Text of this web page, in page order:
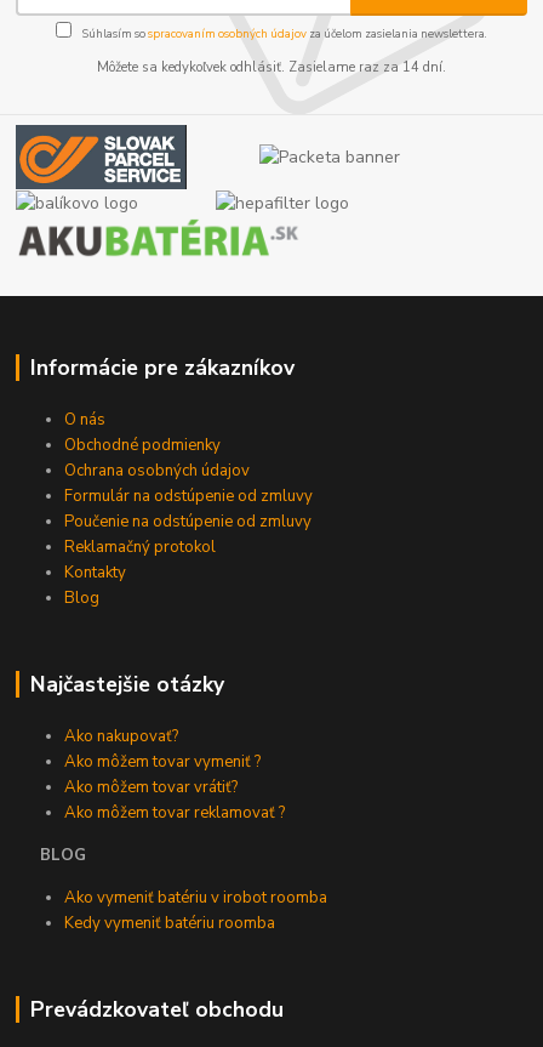
Súhlasím sospracovaním osobných údajov za účelom zasielania newslettera.
Môžete sa kedykoľvek odhlásiť. Zasielame raz za 14 dní.
Informácie pre zákazníkov
O nás
Obchodné podmienky
Ochrana osobných údajov
Formulár na odstúpenie od zmluvy
Poučenie na odstúpenie od zmluvy
Reklamačný protokol
Kontakty
Blog
Najčastejšie otázky
Ako nakupovať?
Ako môžem tovar vymeniť ?
Ako môžem tovar vrátiť?
Ako môžem tovar reklamovať ?
BLOG
Ako vymeniť batériu v irobot roomba
Kedy vymeniť batériu roomba
Prevádzkovateľ obchodu